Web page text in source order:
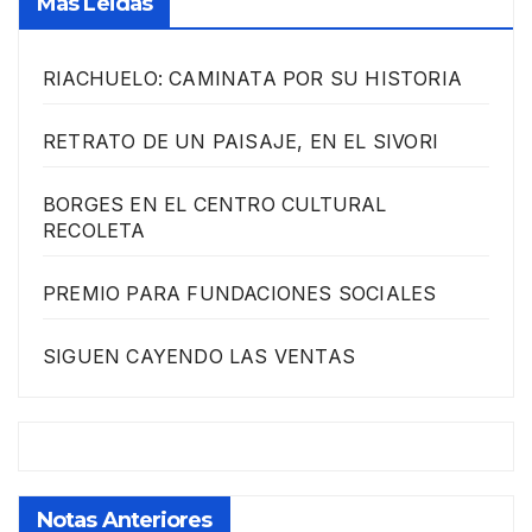
RIACHUELO: CAMINATA POR SU HISTORIA
RETRATO DE UN PAISAJE, EN EL SIVORI
BORGES EN EL CENTRO CULTURAL
RECOLETA
PREMIO PARA FUNDACIONES SOCIALES
SIGUEN CAYENDO LAS VENTAS
Notas Anteriores